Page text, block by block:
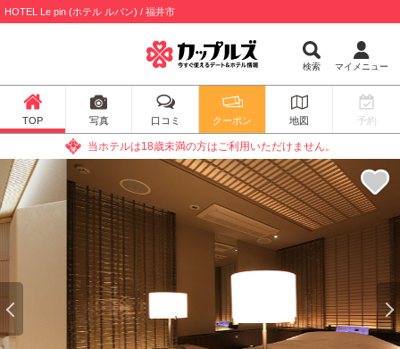
HOTEL Le pin (ホテル ルパン) / 福井市
検索 マイメニュー
TOP 写真 口コミ クーポン 地図 予約
当ホテルは18歳未満の方はご利用いただけません。